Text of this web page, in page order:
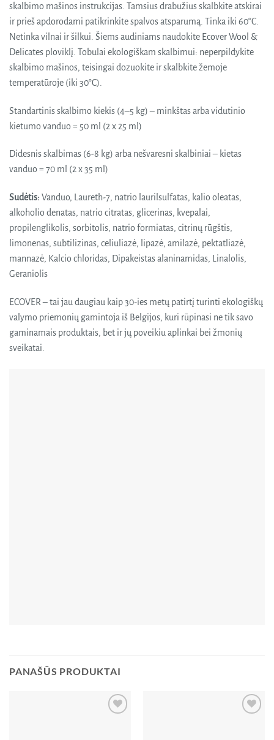
skalbimo mašinos instrukcijas. Tamsius drabužius skalbkite atskirai
ir prieš apdorodami patikrinkite spalvos atsparumą. Tinka iki 60°C.
Netinka vilnai ir šilkui. Šiems audiniams naudokite Ecover Wool &
Delicates ploviklį. Tobulai ekologiškam skalbimui: neperpildykite
skalbimo mašinos, teisingai dozuokite ir skalbkite žemoje
temperatūroje (iki 30°C).
Standartinis skalbimo kiekis (4–5 kg) – minkštas arba vidutinio
kietumo vanduo = 50 ml (2 x 25 ml)
Didesnis skalbimas (6-8 kg) arba nešvaresni skalbiniai – kietas
vanduo = 70 ml (2 x 35 ml)
Sudėtis: Vanduo, Laureth-7, natrio laurilsulfatas, kalio oleatas,
alkoholio denatas, natrio citratas, glicerinas, kvepalai,
propilenglikolis, sorbitolis, natrio formiatas, citrinų rūgštis,
limonenas, subtilizinas, celiuliazė, lipazė, amilazė, pektatliazė,
mannazė, Kalcio chloridas, Dipakeistas alaninamidas, Linalolis,
Geraniolis
ECOVER – tai jau daugiau kaip 30-ies metų patirtį turinti ekologiškų
valymo priemonių gamintoja iš Belgijos, kuri rūpinasi ne tik savo
gaminamais produktais, bet ir jų poveikiu aplinkai bei žmonių
sveikatai.
PANAŠŪS PRODUKTAI